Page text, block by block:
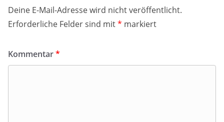
Deine E-Mail-Adresse wird nicht veröffentlicht.
Erforderliche Felder sind mit* markiert
Kommentar*